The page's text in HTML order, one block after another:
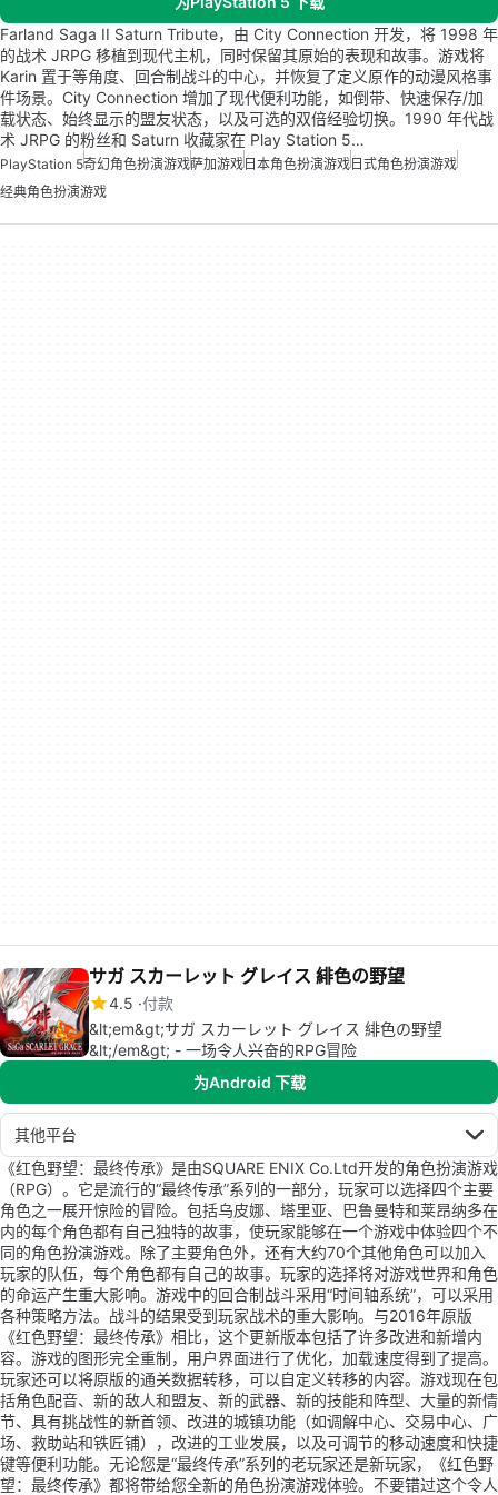
Farland Saga II Saturn Tribute，由 City Connection 开发，将 1998 年
的战术 JRPG 移植到现代主机，同时保留其原始的表现和故事。游戏将
Karin 置于等角度、回合制战斗的中心，并恢复了定义原作的动漫风格事
件场景。City Connection 增加了现代便利功能，如倒带、快速保存/加
载状态、始终显示的盟友状态，以及可选的双倍经验切换。1990 年代战
术 JRPG 的粉丝和 Saturn 收藏家在 Play Station 5…
PlayStation 5奇幻角色扮演游戏萨加游戏日本角色扮演游戏日式角色扮演游戏
经典角色扮演游戏
サガ スカーレット グレイス 緋色の野望
4.5 付款
&lt;em&gt;サガ スカーレット グレイス 緋色の野望
&lt;/em&gt; - 一场令人兴奋的RPG冒险
为Android 下载
其他平台
《红色野望：最终传承》是由SQUARE ENIX Co.Ltd开发的角色扮演游戏
（RPG）。它是流行的“最终传承”系列的一部分，玩家可以选择四个主要
角色之一展开惊险的冒险。包括乌皮娜、塔里亚、巴鲁曼特和莱昂纳多在
内的每个角色都有自己独特的故事，使玩家能够在一个游戏中体验四个不
同的角色扮演游戏。除了主要角色外，还有大约70个其他角色可以加入
玩家的队伍，每个角色都有自己的故事。玩家的选择将对游戏世界和角色
的命运产生重大影响。游戏中的回合制战斗采用“时间轴系统”，可以采用
各种策略方法。战斗的结果受到玩家战术的重大影响。与2016年原版
《红色野望：最终传承》相比，这个更新版本包括了许多改进和新增内
容。游戏的图形完全重制，用户界面进行了优化，加载速度得到了提高。
玩家还可以将原版的通关数据转移，可以自定义转移的内容。游戏现在包
括角色配音、新的敌人和盟友、新的武器、新的技能和阵型、大量的新情
节、具有挑战性的新首领、改进的城镇功能（如调解中心、交易中心、广
场、救助站和铁匠铺），改进的工业发展，以及可调节的移动速度和快捷
键等便利功能。无论您是“最终传承”系列的老玩家还是新玩家，《红色野
望：最终传承》都将带给您全新的角色扮演游戏体验。不要错过这个令人